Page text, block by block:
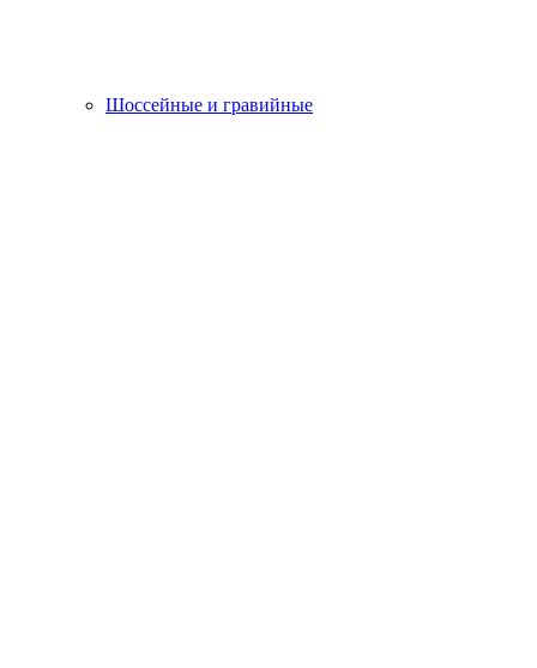
Шоссейные и гравийные